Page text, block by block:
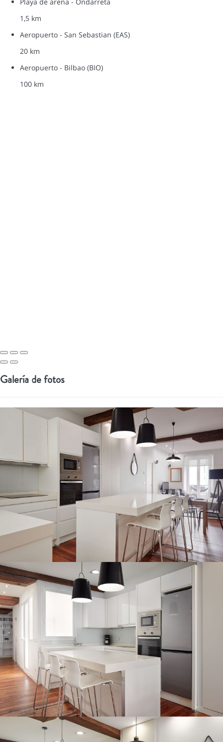
1,5 km
Aeropuerto - San Sebastian (EAS)
20 km
Aeropuerto - Bilbao (BIO)
100 km
Galería de fotos